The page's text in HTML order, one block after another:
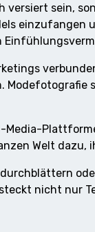
sein,
Welt
nicht nur